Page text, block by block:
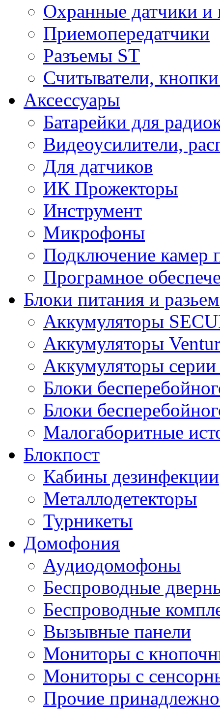
Охранные датчики и
Приемопередатчики
Разъемы ST
Считыватели,
Аксессуары
Батарейки для
Видеоусилители,
Для датчиков
ИК Прожекторы
Инструмент
Микрофоны
Подключение камер
Програмное
Блоки питания и
Аккумуляторы
Аккумуляторы
Аккумуляторы
Блоки
Блоки
Малогаборитные
Блокпост
Кабины дезинфекции
Металлодетекторы
Турникеты
Домофония
Аудиодомофоны
Беспроводные
Беспроводные
Вызывные панели
Мониторы с
Мониторы с
Прочие